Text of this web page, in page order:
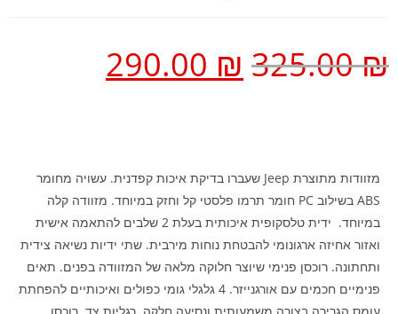
325.00₪
290.00 ₪
מזוודות מתוצרת Jeep שעברו בדיקת איכות קפדנית. עשויה מחומר
ABS בשילוב PC חומר תרמו פלסטי קל וחזק במיוחד. מזוודה קלה
במיוחד. ידית טלסקופית איכותית בעלת 2 שלבים להתאמה אישית
ואזור אחיזה ארגונומי להבטחת נוחות מירבית. שתי ידיות נשיאה צידית
ותחתונה. רוכסן פנימי שיוצר חלוקה מלאה של המזוודה בפנים. תאים
פנימיים חכמים עם אורגנייזר. 4 גלגלי גומי כפולים ואיכותיים להפחתת